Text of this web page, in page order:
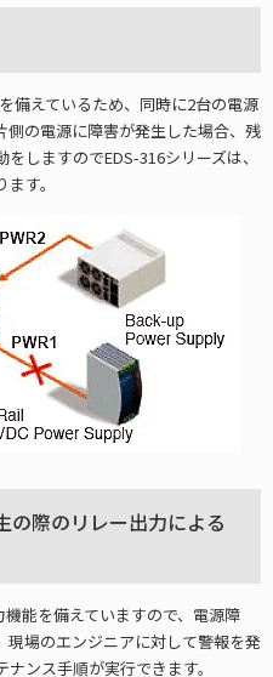
備えているため、同時に2台の電源
側の電源に障害が発生した場合、残
しますのでEDS-316シリーズは、
す。
の際のリレー出力による
能を備えていますので、電源障
場のエンジニアに対して警報を発
ンス手順が実行できます。